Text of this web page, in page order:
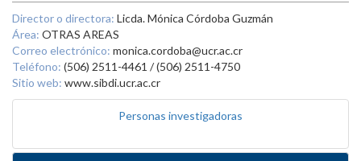
Director o directora: Licda. Mónica Córdoba Guzmán
Área: OTRAS AREAS
Correo electrónico: monica.cordoba@ucr.ac.cr
Teléfono: (506) 2511-4461 / (506) 2511-4750
Sitio web: www.sibdi.ucr.ac.cr
Personas investigadoras